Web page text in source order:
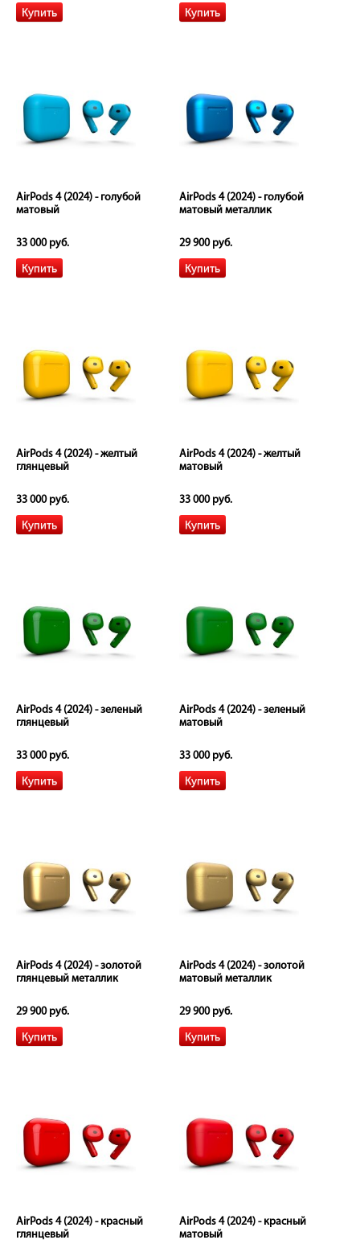
AirPods 4 (2024) - голубой
матовый
33 000 руб.
AirPods 4 (2024) - голубой
матовый металлик
29 900 руб.
AirPods 4 (2024) - желтый
глянцевый
33 000 руб.
AirPods 4 (2024) - желтый
матовый
33 000 руб.
AirPods 4 (2024) - зеленый
глянцевый
33 000 руб.
AirPods 4 (2024) - зеленый
матовый
33 000 руб.
AirPods 4 (2024) - золотой
глянцевый металлик
29 900 руб.
AirPods 4 (2024) - золотой
матовый металлик
29 900 руб.
AirPods 4 (2024) - красный
глянцевый
AirPods 4 (2024) - красный
матовый